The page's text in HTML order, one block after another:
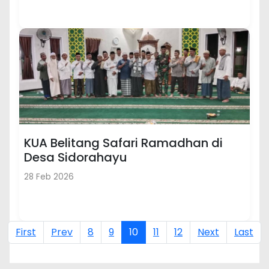
KUA Belitang Safari Ramadhan di
Desa Sidorahayu
28 Feb 2026
First Prev 8 9 10 11 12 Next Last